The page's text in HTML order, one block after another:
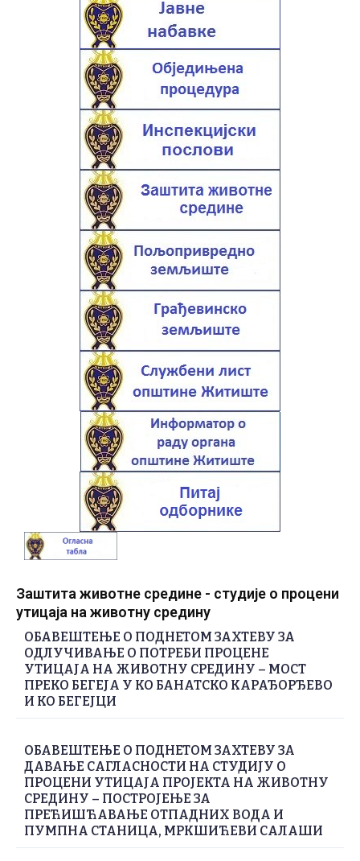
Заштита животне средине - студије о процени
утицаја на животну средину
ОБАВЕШТЕЊЕ О ПОДНЕТОМ ЗАХТЕВУ ЗА
ОДЛУЧИВАЊЕ О ПОТРЕБИ ПРОЦЕНЕ
УТИЦАЈА НА ЖИВОТНУ СРЕДИНУ – МОСТ
ПРЕКО БЕГЕЈА У КО БАНАТСКО КАРАЂОРЂЕВО
И КО БЕГЕЈЦИ
ОБАВЕШТЕЊЕ О ПОДНЕТОМ ЗАХТЕВУ ЗА
ДАВАЊЕ САГЛАСНОСТИ НА СТУДИЈУ О
ПРОЦЕНИ УТИЦАЈА ПРОЈЕКТА НА ЖИВОТНУ
СРЕДИНУ – ПОСТРОЈЕЊЕ ЗА
ПРЕЋИШЋАВАЊЕ ОТПАДНИХ ВОДА И
ПУМПНА СТАНИЦА, МРКШИЋЕВИ САЛАШИ